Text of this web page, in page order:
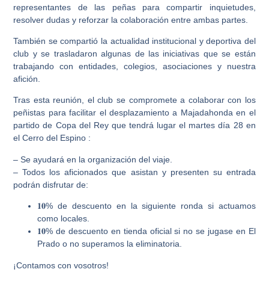
representantes de las peñas para compartir inquietudes,
resolver dudas y reforzar la colaboración entre ambas partes.
También se compartió la actualidad institucional y deportiva del
club y se trasladaron algunas de las iniciativas que se están
trabajando con entidades, colegios, asociaciones y nuestra
afición.
Tras esta reunión, el club se compromete a colaborar con los
peñistas para facilitar el desplazamiento a Majadahonda en el
partido de Copa del Rey que tendrá lugar el martes día 28 en
el Cerro del Espino :
– Se ayudará en la organización del viaje.
– Todos los aficionados que asistan y presenten su entrada
podrán disfrutar de:
𝟏𝟎% de descuento en la siguiente ronda si actuamos
como locales.
𝟏𝟎% de descuento en tienda oficial si no se jugase en El
Prado o no superamos la eliminatoria.
¡Contamos con vosotros!